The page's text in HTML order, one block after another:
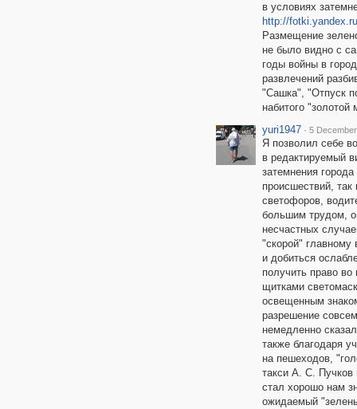
в условиях
http://
Размещение
не было видно с
годы войны в
развлечений
"Сашка", "Отпуск
набитого
yuri1947 · 5
Я позволил себе
в редактируемый
затемнения
происшествий, так
светофоров,
большим трудом,
несчастных
"скорой" главному
и добиться
получить право
щитками
освещенным
разрешение
немедленно
также благодаря
на пешеходов,
такси А. С.
стал хорошо нам
ожидаемый